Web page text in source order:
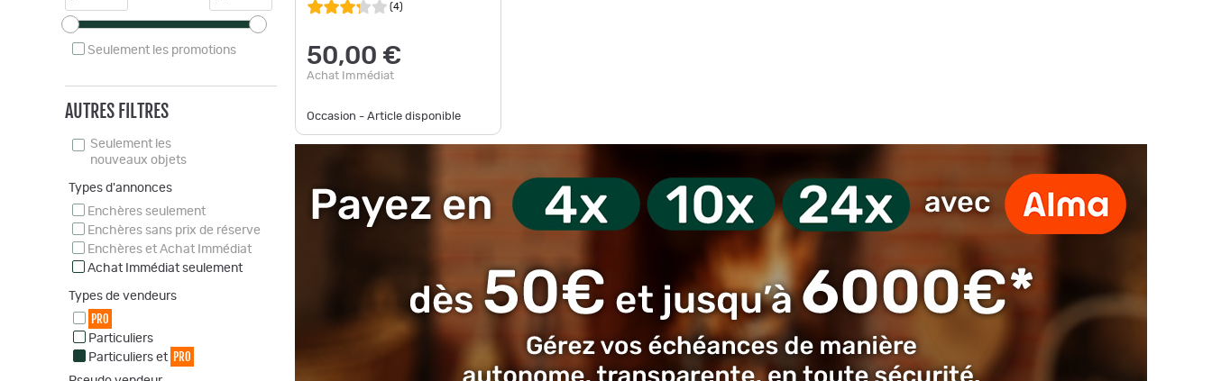
Seulement les promotions
AUTRES FILTRES
Seulement les
nouveaux objets
Types d'annonces
Enchères seulement
Enchères sans prix de réserve
Enchères et Achat Immédiat
Achat Immédiat seulement
Types de vendeurs
PRO
Particuliers
Particuliers et PRO
(4)
50,00 €
Achat Immédiat
Occasion - Article disponible